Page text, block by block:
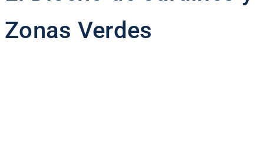
Zonas Verdes